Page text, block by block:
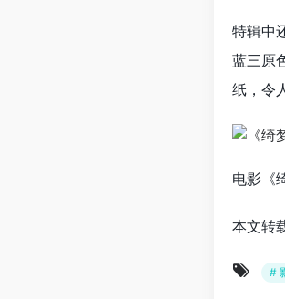
特辑中
蓝三原
纸，令
电影《
本文转
#